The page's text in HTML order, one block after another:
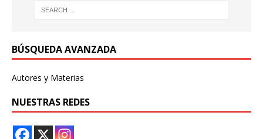
BÚSQUEDA AVANZADA
Autores y Materias
NUESTRAS REDES